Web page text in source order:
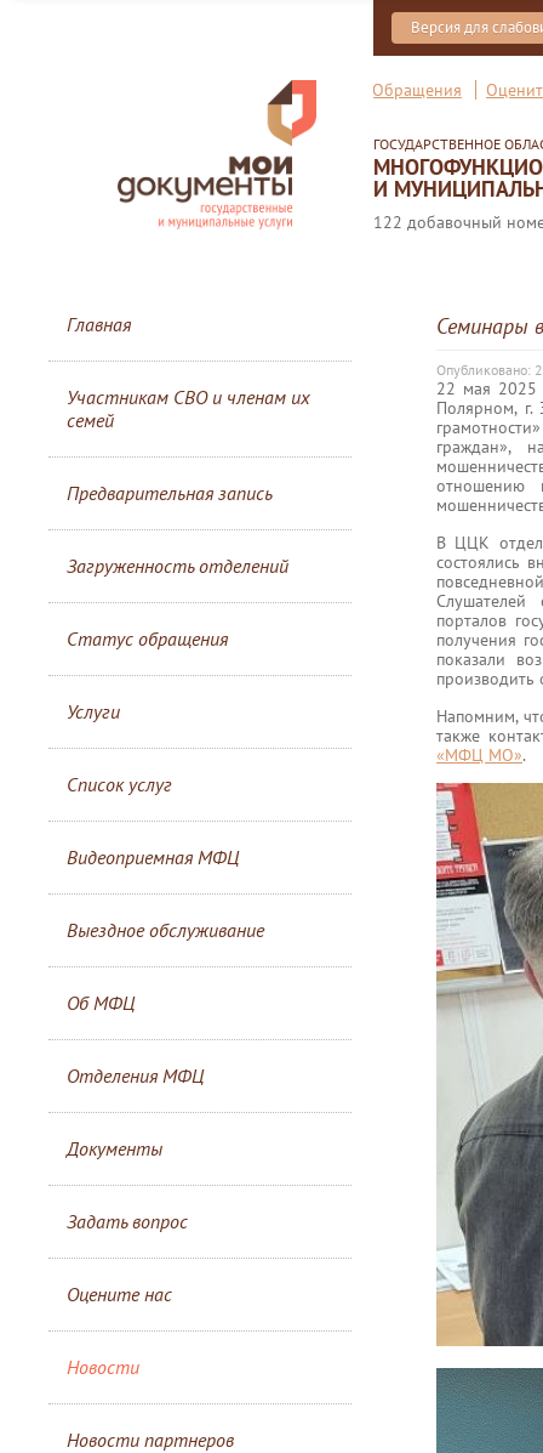
Версия для
Обращения
ГОСУДАРСТВЕННОЕ
И
122 добавочный
Главная
Участникам СВО и членам их
семей
Предварительная запись
Загруженность отделений
Статус обращения
Услуги
Список услуг
Видеоприемная МФЦ
Выездное обслуживание
Об МФЦ
Отделения МФЦ
Документы
Задать вопрос
Оцените нас
Новости
Новости партнеров
Семинары
Опубликовано:
22 мая
Полярном, г.
граждан»,
отношению
В ЦЦК
состоялись
Слушателей
порталов
получения
показали
производить
Напомним,
также
«МФЦ МО».